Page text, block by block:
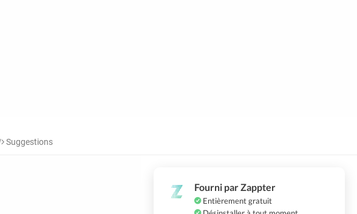
Suggestions
Fourni par Zappter
Entièrement gratuit